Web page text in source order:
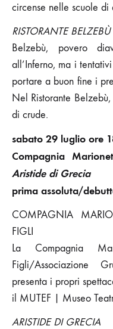
circense nelle scuole
RISTORANTE BELZEBÙ
Belzebù, povero
all’Inferno, ma i
portare a buon fine i
Nel Ristorante
di crude.
sabato 29 luglio ore
Compagnia
Aristide di Grecia
prima assoluta/
COMPAGNIA
FIGLI
La Compagnia
Figli/Associazione
presenta i propri
il MUTEF | Museo
ARISTIDE DI GRECIA